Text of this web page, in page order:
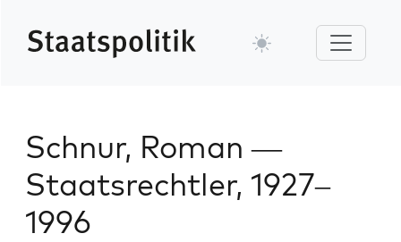
Schnur, Roman —
Staatsrechtler, 1927–
1996